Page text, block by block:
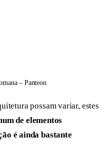
– Panteon
possam variar, estes
de elementos
é ainda bastante